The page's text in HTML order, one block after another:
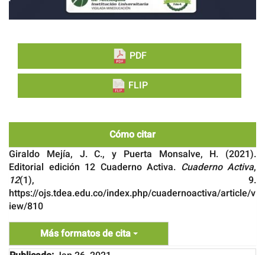
PDF
FLIP
Cómo citar
Giraldo Mejía, J. C., y Puerta Monsalve, H. (2021).
Editorial edición 12 Cuaderno Activa. Cuaderno Activa,
12(1), 9.
https://ojs.tdea.edu.co/index.php/cuadernoactiva/article/v
iew/810
Más formatos de cita